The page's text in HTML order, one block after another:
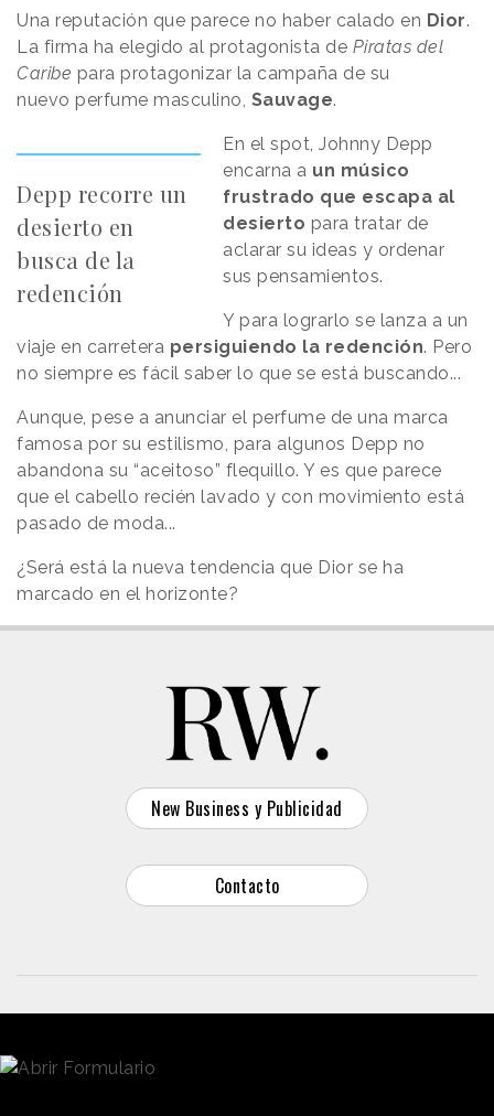
Una reputación que parece no haber calado en Dior.
La firma ha elegido al protagonista de Piratas del
Caribe para protagonizar la campaña de su
nuevo perfume masculino, Sauvage.
Depp recorre un
desierto en
busca de la
redención
En el spot, Johnny Depp
encarna a un músico
frustrado que escapa al
desierto para tratar de
aclarar su ideas y ordenar
sus pensamientos.
Y para lograrlo se lanza a un
viaje en carretera persiguiendo la redención. Pero
no siempre es fácil saber lo que se está buscando...
Aunque, pese a anunciar el perfume de una marca
famosa por su estilismo, para algunos Depp no
abandona su “aceitoso” flequillo. Y es que parece
que el cabello recién lavado y con movimiento está
pasado de moda...
¿Será está la nueva tendencia que Dior se ha
marcado en el horizonte?
New Business y Publicidad
Contacto
Dirección: Calle Antonio Pirala 29. Madrid, 28017